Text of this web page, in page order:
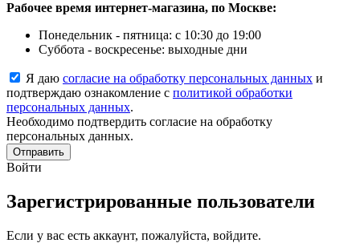
Рабочее время интернет-магазина, по Москве:
Понедельник - пятница: с 10:30 до 19:00
Суббота - воскресенье: выходные дни
Я даю согласие на обработку персональных данных и
подтверждаю ознакомление с политикой обработки
персональных данных.
Необходимо подтвердить согласие на обработку
персональных данных.
Отправить
Войти
Зарегистрированные пользователи
Если у вас есть аккаунт, пожалуйста, войдите.